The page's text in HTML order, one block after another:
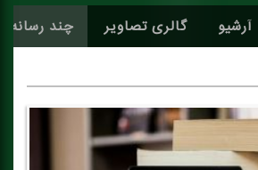
آرشیو گالری تصاویر چند رسانه